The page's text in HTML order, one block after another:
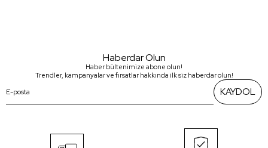
Haberdar Olun
Haber bültenimize abone olun!
Trendler, kampanyalar ve fırsatlar hakkında ilk siz haberdar olun!
KAYDOL